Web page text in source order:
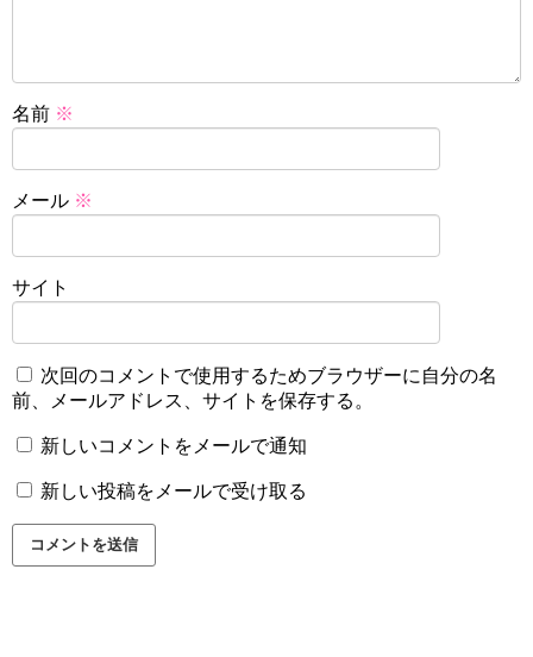
名前 ※
メール ※
サイト
次回のコメントで使用するためブラウザーに自分の名
前、メールアドレス、サイトを保存する。
新しいコメントをメールで通知
新しい投稿をメールで受け取る